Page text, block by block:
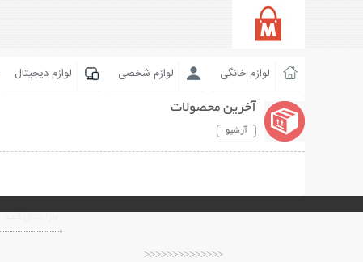
لوازم خانگی لوازم شخصی لوازم دیجیتال
آخرین محصولات
آرشیو
<<<<<<<<<<<<<<